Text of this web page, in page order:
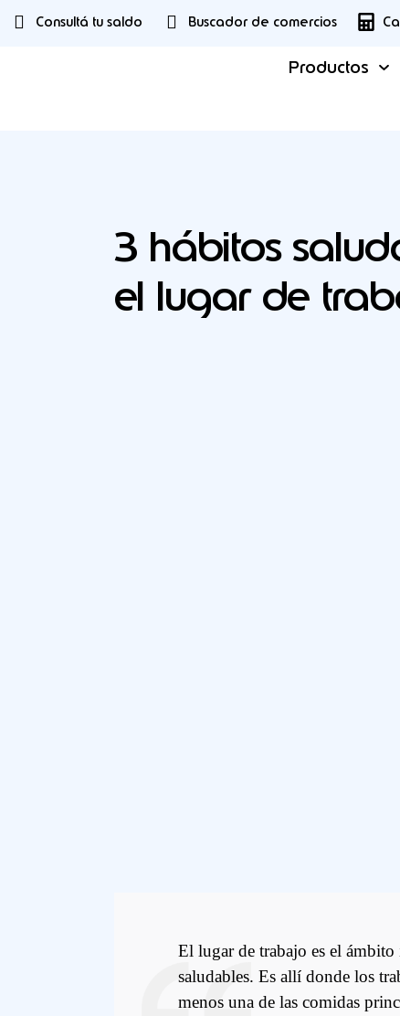
Consultá tu saldo Buscador de comercios
Productos
3 hábitos
el lugar de
El lugar de trabajo es el
saludables. Es allí donde los
menos una de las comidas